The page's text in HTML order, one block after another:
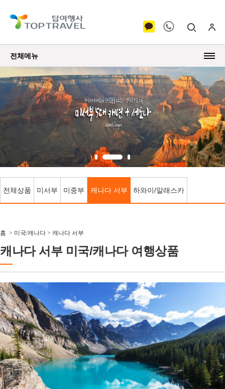
전체메뉴
전체상품 미서부 미중부 캐나다 서부 하와이/알래스카
홈 > 미국/캐나다 > 캐나다 서부
캐나다 서부 미국/캐나다 여행상품